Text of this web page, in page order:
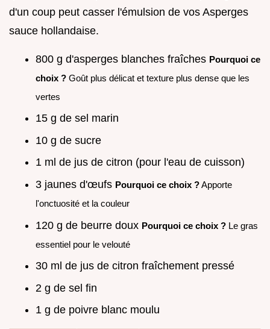
d'un coup peut casser l'émulsion de vos Asperges
sauce hollandaise.
800 g d'asperges blanches fraîches Pourquoi ce
choix ? Goût plus délicat et texture plus dense que les
vertes
15 g de sel marin
10 g de sucre
1 ml de jus de citron (pour l'eau de cuisson)
3 jaunes d'œufs Pourquoi ce choix ?Apporte
l'onctuosité et la couleur
120 g de beurre doux Pourquoi ce choix ? Le gras
essentiel pour le velouté
30 ml de jus de citron fraîchement pressé
2 g de sel fin
1 g de poivre blanc moulu